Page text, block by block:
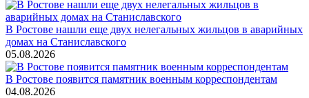
В Ростове нашли еще двух нелегальных жильцов в аварийных
домах на Станиславского
05.08.2026
В Ростове появится памятник военным корреспондентам
04.08.2026